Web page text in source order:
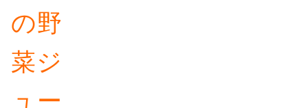
の野
菜ジ
ュー